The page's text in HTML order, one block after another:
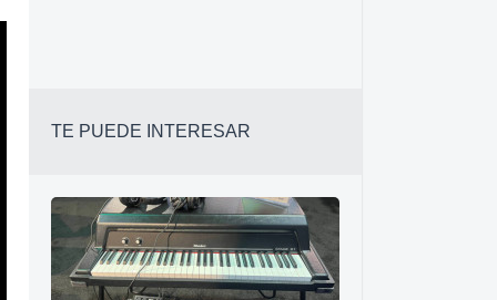
TE PUEDE INTERESAR